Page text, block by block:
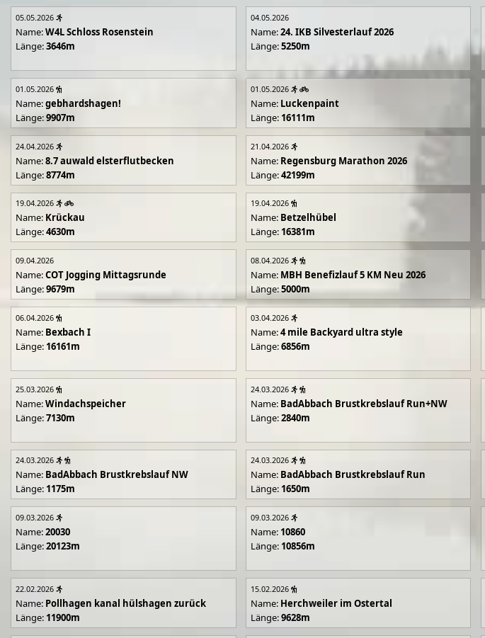
05.05.2026
Name:W4L Schloss Rosenstein
Länge:3646m
04.05.2026
Name:24. IKB Silvesterlauf 2026
Länge:5250m
01.05.2026
Name:gebhardshagen!
Länge:9907m
01.05.2026
Name: Luckenpaint
Länge: 16111m
24.04.2026
Name:8.7 auwald elsterflutbecken
Länge:8774m
21.04.2026
Name: Regensburg Marathon 2026
Länge:42199m
19.04.2026
Name: Krückau
Länge:4630m
19.04.2026
Name: Betzelhübel
Länge: 16381m
09.04.2026
Name:COT Jogging Mittagsrunde
Länge:9679m
08.04.2026
Name: MBH Benefizlauf 5 KM Neu 2026
Länge:5000m
06.04.2026
Name: Bexbach I
Länge: 16161m
03.04.2026
Name:4 mile Backyard ultra style
Länge:6856m
25.03.2026
Name:Windachspeicher
Länge:7130m
24.03.2026
Name: BadAbbach Brustkrebslauf Run+NW
Länge:2840m
24.03.2026
Name: BadAbbach Brustkrebslauf NW
Länge: 1175m
24.03.2026
Name: BadAbbach Brustkrebslauf Run
Länge: 1650m
09.03.2026
Name:20030
Länge:20123m
09.03.2026
Name: 10860
Länge: 10856m
22.02.2026
Name: Pollhagen kanal hülshagen zurück
Länge: 11900m
15.02.2026
Name: Herchweiler im Ostertal
Länge:9628m